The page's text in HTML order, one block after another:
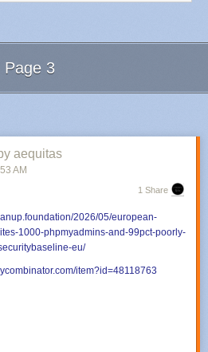
Page 3
aequitas
AM
1 Share
2026/05/european-
1000-phpmyadmins-and-99pct-poorly-
eu/
item?id=48118763